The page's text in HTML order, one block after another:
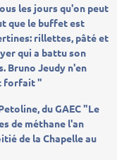
les jours qu'on peut
que le buffet est
rillettes, pâté et
qui a battu son
Bruno Jeudy n'en
forfait "
du GAEC "Le
de méthane l'an
de la Chapelle au